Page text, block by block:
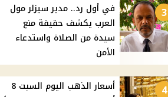
3
في أول رد.. مدير سيزلر مول
العرب يكشف حقيقة منع
سيدة من الصلاة واستدعاء
الأمن
4
أسعار الذهب اليوم السبت 8